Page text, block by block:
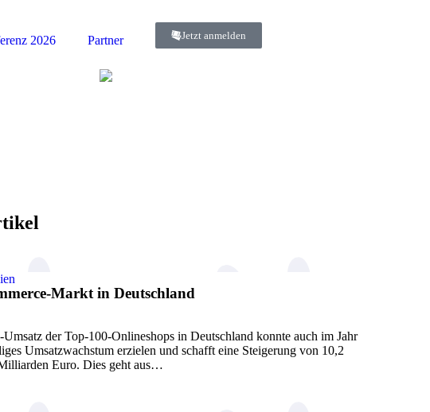
2026 Partner Jetzt anmelden
Markt in Deutschland
der Top-100-Onlineshops in Deutschland konnte auch im Jahr
Umsatzwachstum erzielen und schafft eine Steigerung von 10,2
Euro. Dies geht aus…